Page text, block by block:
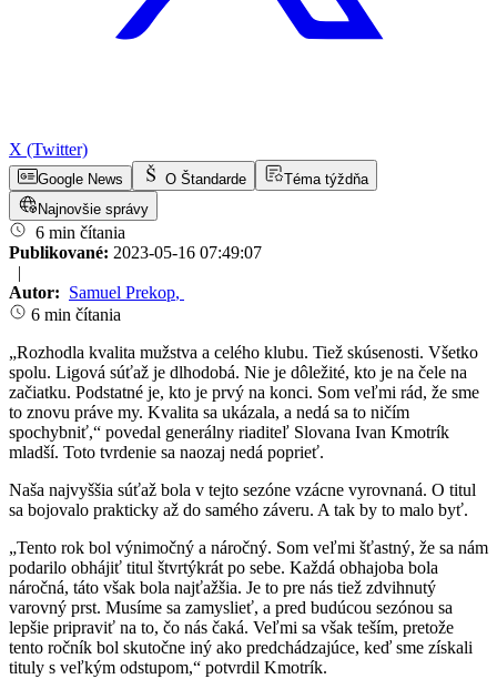
X (Twitter)
Google News O Štandarde
Téma týždňa
Najnovšie správy
6 min čítania
Publikované: 2023-05-16 07:49:07
|
Autor: Samuel Prekop,
6 min čítania
„Rozhodla kvalita mužstva a celého klubu. Tiež skúsenosti. Všetko
spolu. Ligová súťaž je dlhodobá. Nie je dôležité, kto je na čele na
začiatku. Podstatné je, kto je prvý na konci. Som veľmi rád, že sme
to znovu práve my. Kvalita sa ukázala, a nedá sa to ničím
spochybniť,“ povedal generálny riaditeľ Slovana Ivan Kmotrík
mladší. Toto tvrdenie sa naozaj nedá poprieť.
Naša najvyššia súťaž bola v tejto sezóne vzácne vyrovnaná. O titul
sa bojovalo prakticky až do samého záveru. A tak by to malo byť.
„Tento rok bol výnimočný a náročný. Som veľmi šťastný, že sa nám
podarilo obhájiť titul štvrtýkrát po sebe. Každá obhajoba bola
náročná, táto však bola najťažšia. Je to pre nás tiež zdvihnutý
varovný prst. Musíme sa zamyslieť, a pred budúcou sezónou sa
lepšie pripraviť na to, čo nás čaká. Veľmi sa však teším, pretože
tento ročník bol skutočne iný ako predchádzajúce, keď sme získali
tituly s veľkým odstupom,“ potvrdil Kmotrík.